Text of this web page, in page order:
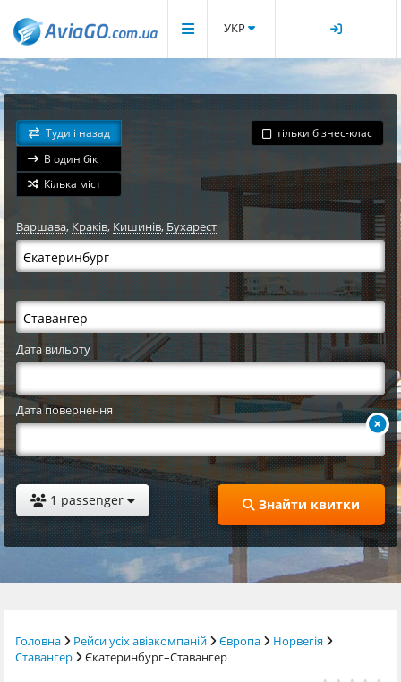
УКР
Туди і назад
В один бік
Кілька міст
тільки бізнес-клас
Варшава,Краків, Кишинів, Бухарест
Дата вильоту
Дата повернення
1 passenger Знайти квитки
Головна Рейси усіх авіакомпаній Європа
Норвегія
Ставангер
Єкатеринбург–Ставангер